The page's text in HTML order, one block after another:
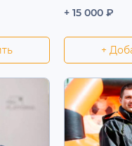
+ 15 000 ₽
+